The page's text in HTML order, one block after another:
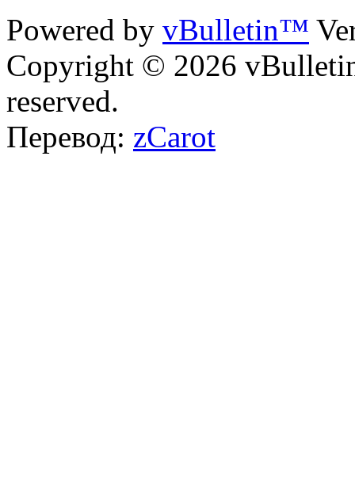
Powered by vBulletin™
Copyright © 2026
reserved.
Перевод: zCarot